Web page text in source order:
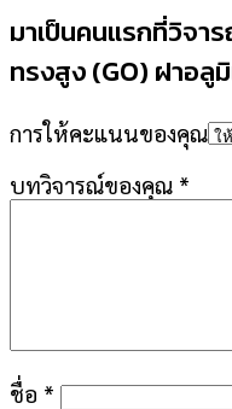
มาเป็นคนแรกที่วิจา
ทรงสูง (GO) ฝาอลู
การให้คะแนนของคุณ
บทวิจารณ์ของคุณ *
ชื่อ *